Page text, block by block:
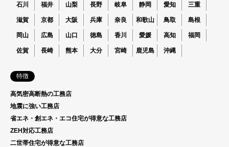
石川 福井 山梨 長野 岐阜 静岡 愛知 三重
滋賀 京都 大阪 兵庫 奈良 和歌山 鳥取 島根
岡山 広島 山口 徳島 香川 愛媛 高知 福岡
佐賀 長崎 熊本 大分 宮崎 鹿児島 沖縄
特徴
高気密高断熱の工務店
地震に強い工務店
省エネ・創エネ・エコ住宅が得意な工務店
ZEH対応工務店
二世帯住宅が得意な工務店